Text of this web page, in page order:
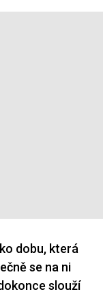
dobu, která
se na ni
slouží